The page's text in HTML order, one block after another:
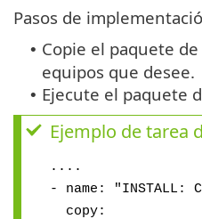
Pasos de
• Copie el paquete
equipos que desee.
• Ejecute el paquete
Ejemplo de tarea
....
- name:
copy: